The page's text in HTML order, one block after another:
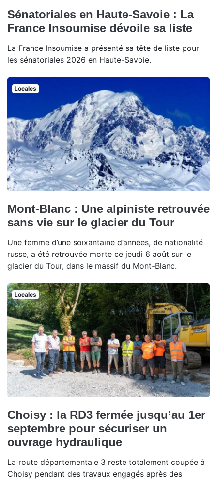
Sénatoriales en Haute-Savoie : La
France Insoumise dévoile sa liste
La France Insoumise a présenté sa tête de liste pour
les sénatoriales 2026 en Haute-Savoie.
Locales
Mont-Blanc : Une alpiniste retrouvée
sans vie sur le glacier du Tour
Une femme d’une soixantaine d’années, de nationalité
russe, a été retrouvée morte ce jeudi 6 août sur le
glacier du Tour, dans le massif du Mont-Blanc.
Locales
Choisy : la RD3 fermée jusqu’au 1er
septembre pour sécuriser un
ouvrage hydraulique
La route départementale 3 reste totalement coupée à
Choisy pendant des travaux engagés après des